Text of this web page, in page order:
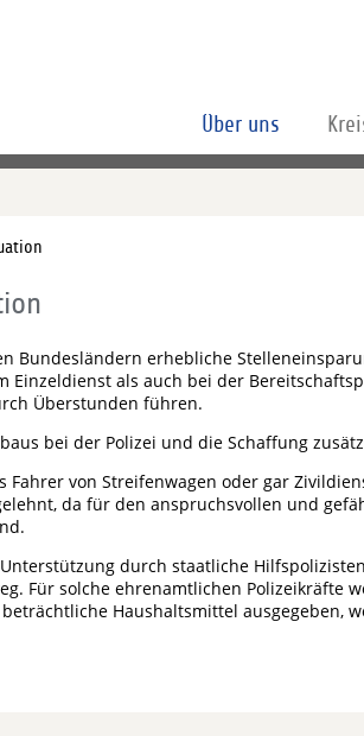
Über uns
Bundesländern erhebliche
Einzeldienst als auch bei der
Überstunden führen.
bei der Polizei und die Schaffung
Fahrer von Streifenwagen oder gar
da für den anspruchsvollen und
durch staatliche
Für solche ehrenamtlichen Polizeikräfte
Haushaltsmittel ausgegeben,